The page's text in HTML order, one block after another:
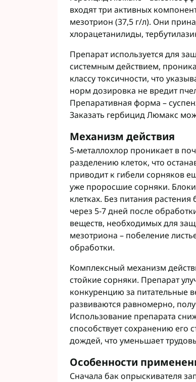
входят три активных
мезотрион (37,5 г/л). Они
хлорацетанилиды,
Препарат используется для
системным действием,
классу токсичности, что
норм дозировка не вредит
Препаративная форма –
Заказать гербицид Люмакс
Механизм действия
S-металлохлор проникает в
разделению клеток, что
приводит к гибели сорняков
уже проросшие сорняки.
клетках. Без питания
через 5-7 дней после
веществ, необходимых для
мезотриона – побеление
обработки.
Комплексный механизм
стойкие сорняки. Препарат
конкуренцию за питательные
развиваются равномерно,
Использование препарата
способствует сохранению его
дождей, что уменьшает
Особенности
Сначала бак опрыскивателя